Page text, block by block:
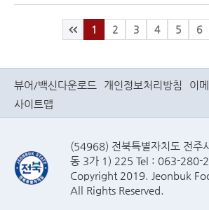
1 2 3 4 5 6
뷰어/백신다운로드 개인정보처리방침
이
사이트맵
(54968) 전북특별자치도 전주
동 3가 1) 225 Tel : 063-280-
Copyright 2019. Jeonbuk
All Rights Reserved.